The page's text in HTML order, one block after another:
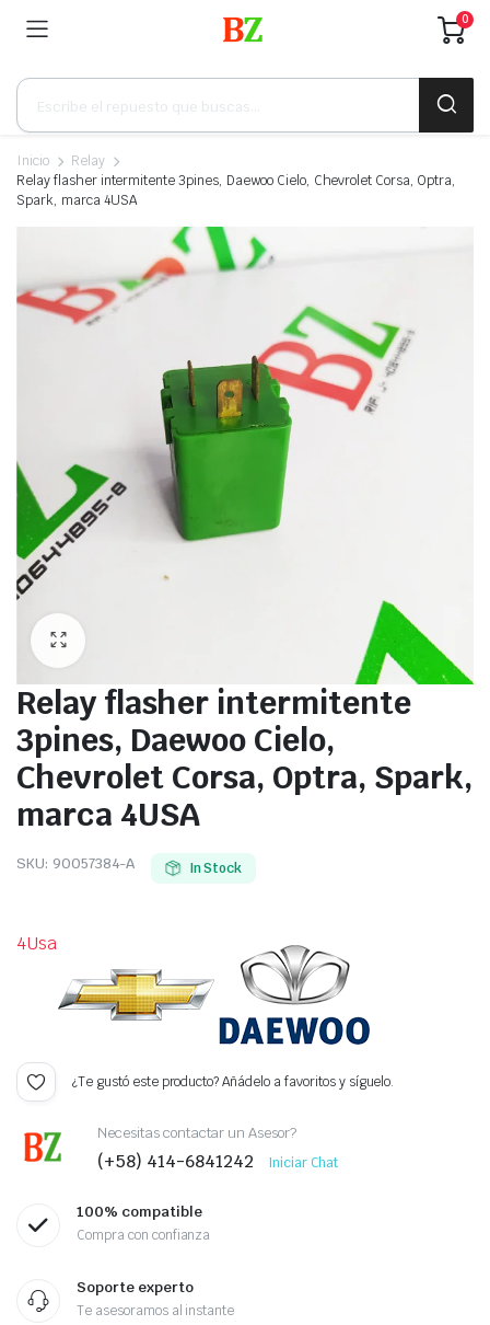
0
Búsqueda
productos
Inicio
Relay
Relay flasher intermitente 3pines, Daewoo Cielo, Chevrolet Corsa, Optra,
Spark, marca 4USA
Relay flasher intermitente
3pines, Daewoo Cielo,
Chevrolet Corsa, Optra, Spark,
marca 4USA
SKU: 90057384-A In Stock
4Usa
¿Te gustó este producto? Añádelo a favoritos y síguelo.
Necesitas contactar un Asesor?
(+58) 414-6841242 Iniciar Chat
100% compatible
Compra con confianza
Soporte experto
Te asesoramos al instante